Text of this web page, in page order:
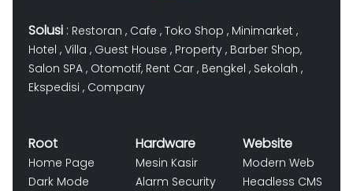
Solusi : Restoran , Cafe , Toko Shop , Minimarket ,
Hotel , Villa , Guest House , Property , Barber Shop,
Salon SPA , Otomotif, Rent Car , Bengkel , Sekolah ,
Ekspedisi , Company
Root
Home Page
Dark Mode
Hardware
Mesin Kasir
Alarm Security
Website
Modern Web
Headless CMS